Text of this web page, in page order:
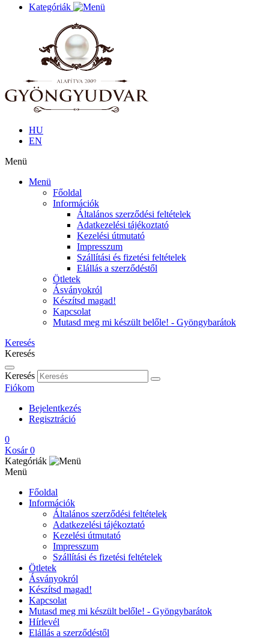
Kategóriák
HU
EN
Menü
Menü
Főoldal
Információk
Általános szerződési feltételek
Adatkezelési tájékoztató
Kezelési útmutató
Impresszum
Szállítási és fizetési feltételek
Elállás a szerződéstől
Ötletek
Ásványokról
Készítsd magad!
Kapcsolat
Mutasd meg mi készült belőle! - Gyöngybarátok
Keresés
Keresés
Keresés
Fiókom
Bejelentkezés
Regisztráció
0
Kosár 0
Kategóriák
Menü
Főoldal
Információk
Általános szerződési feltételek
Adatkezelési tájékoztató
Kezelési útmutató
Impresszum
Szállítási és fizetési feltételek
Ötletek
Ásványokról
Készítsd magad!
Kapcsolat
Mutasd meg mi készült belőle! - Gyöngybarátok
Hírlevél
Elállás a szerződéstől